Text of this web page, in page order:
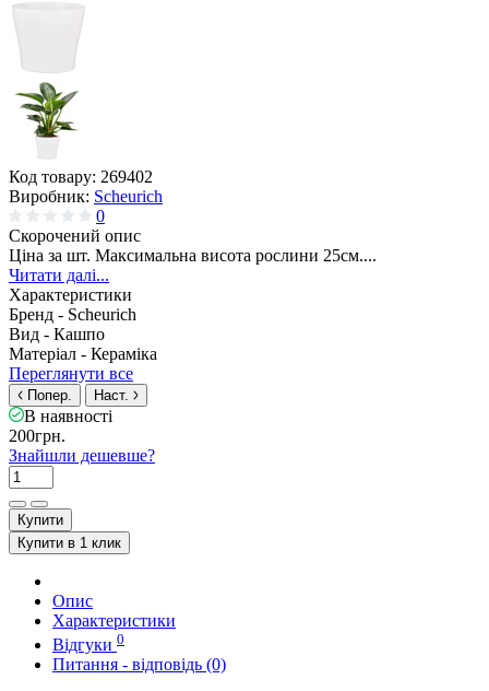
Код товару: 269402
Виробник: Scheurich
0
Скорочений опис
Ціна за шт. Максимальна висота рослини 25см....
Читати далі...
Характеристики
Бренд - Scheurich
Вид - Кашпо
Матеріал - Кераміка
Переглянути все
Попер. Наст.
В наявності
200грн.
Знайшли дешевше?
Купити
Купити в 1 клик
Опис
Характеристики
Відгуки 0
Питання - відповідь (0)